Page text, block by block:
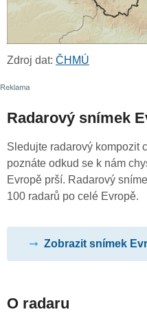
Zdroj dat: ČHMÚ
Radarový snímek
Sledujte radarový kompozit
poznáte odkud se k nám
Evropě prší. Radarový
100 radarů po celé Evropě.
Zobrazit snímek
O radaru